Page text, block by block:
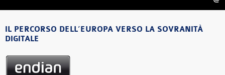
IL PERCORSO DELL’EUROPA VERSO LA SOVRANITÀ
DIGITALE